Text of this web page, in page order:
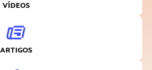
VÍDEOS
ARTIGOS